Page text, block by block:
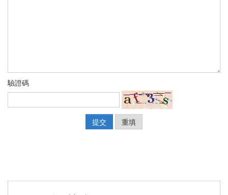
驗證碼
提交 重填